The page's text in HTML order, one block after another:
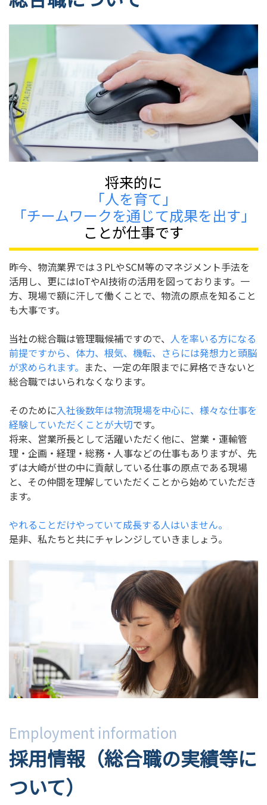
将来的に
「人を育て」
「チームワークを通じて成果を出す」
ことが仕事です
昨今、物流業界では３PLやSCM等のマネジメント手法を
活用し、更にはIoTやAI技術の活用を図っております。一
方、現場で額に汗して働くことで、物流の原点を知ること
も大事です。
当社の総合職は管理職候補ですので、 人を率いる方になる
前提ですから、体力、根気、機転、さらには発想力と頭脳
が求められます。 また、一定の年限までに昇格できないと
総合職ではいられなくなります。
そのために入社後数年は物流現場を中心に、様々な仕事を
経験していただくことが大切です。
将来、営業所長として活躍いただく他に、営業・運輸管
理・企画・経理・総務・人事などの仕事もありますが、先
ずは大崎が世の中に貢献している仕事の原点である現場
と、その仲間を理解していただくことから始めていただき
ます。
やれることだけやっていて成長する人はいません。
是非、私たちと共にチャレンジしていきましょう。
Employment information
採用情報（総合職の実績等に
ついて）